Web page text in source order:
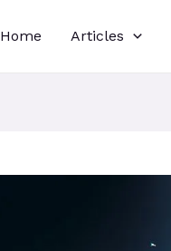
Home Articles